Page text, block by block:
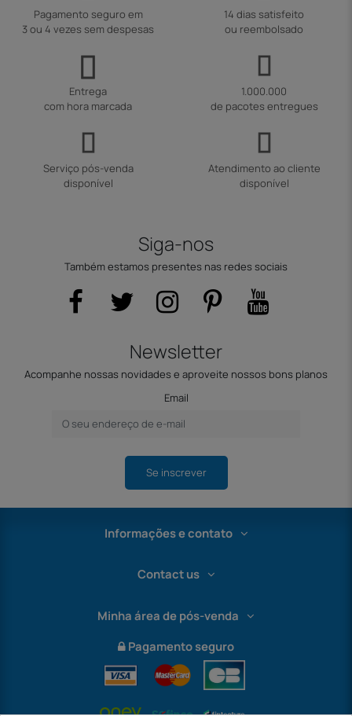
Pagamento seguro em
3 ou 4 vezes sem despesas
14 dias satisfeito
ou reembolsado
Entrega
com hora marcada
1.000.000
de pacotes entregues
Serviço pós-venda
disponível
Atendimento ao cliente
disponível
Siga-nos
Também estamos presentes nas redes sociais
Newsletter
Acompanhe nossas novidades e aproveite nossos bons planos
Email
Se inscrever
Informações e contato
Contact us
Minha área de pós-venda
Pagamento seguro